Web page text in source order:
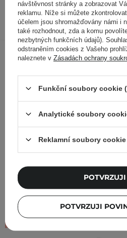
Ostatní
návštěvnost stránky a zobrazovat
reklamu. Níže si můžete
účelem jsou shromažďovány námi i
také rozhodnout, zda a komu
nezbytných funkčních údajů).
odstraněním cookies z Vašeho
naleznete v Zásadách ochrany
Funkční soubory cookie
Analytické soubory
Reklamní soubory cookie
POTVRZUJI
POTVRZUJI